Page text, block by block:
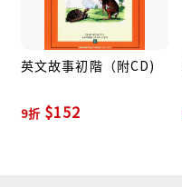
英文故事初階（附CD)
9折 $152